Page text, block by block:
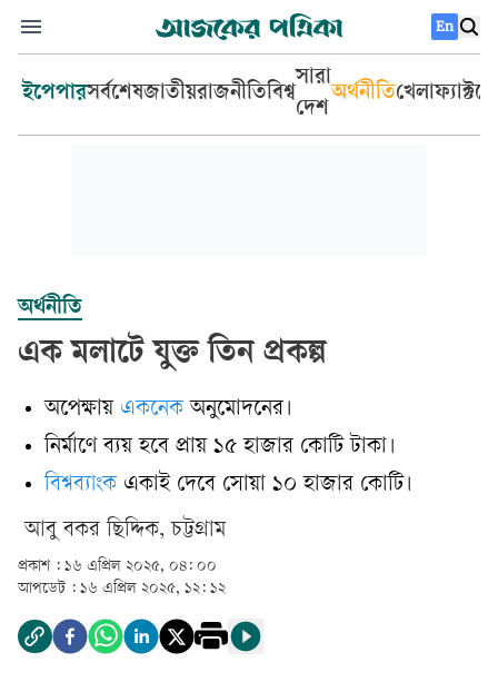
En
ইপেপারসর্বশেষজাতীয়রাজনীতিবিশ্ব
সারা
দেশ
অর্থনীতিখেলা
অর্থনীতি
এক মলাটে যুক্ত তিন প্রকল্প
অপেক্ষায় একনেক অনুমোদনের।
নির্মাণে ব্যয় হবে প্রায় ১৫ হাজার কোটি টাকা।
বিশ্বব্যাংক একাই দেবে সোয়া ১০ হাজার কোটি।
আবু বকর ছিদ্দিক, চট্টগ্রাম
প্রকাশ : ১৬ এপ্রিল ২০২৫, ০৪: ০০
আপডেট : ১৬ এপ্রিল ২০২৫, ১২: ১২